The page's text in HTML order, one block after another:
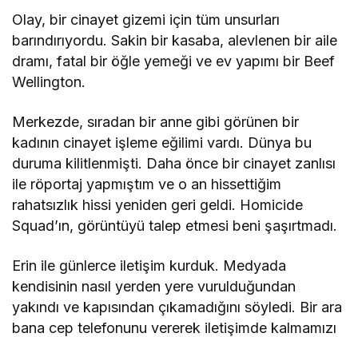
Olay, bir cinayet gizemi için tüm unsurları
barındırıyordu. Sakin bir kasaba, alevlenen bir aile
dramı, fatal bir öğle yemeği ve ev yapımı bir Beef
Wellington.
Merkezde, sıradan bir anne gibi görünen bir
kadının cinayet işleme eğilimi vardı. Dünya bu
duruma kilitlenmişti. Daha önce bir cinayet zanlısı
ile röportaj yapmıştım ve o an hissettiğim
rahatsızlık hissi yeniden geri geldi. Homicide
Squad’ın, görüntüyü talep etmesi beni şaşırtmadı.
Erin ile günlerce iletişim kurduk. Medyada
kendisinin nasıl yerden yere vurulduğundan
yakındı ve kapısından çıkamadığını söyledi. Bir ara
bana cep telefonunu vererek iletişimde kalmamızı